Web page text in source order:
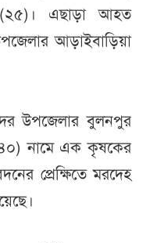
(২৫)। এছাড়া আহত
আড়াইবাড়িয়া
উপজেলার বুলনপুর
নামে এক কৃষকের
প্রেক্ষিতে মরদেহ